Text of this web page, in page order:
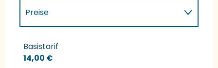
Preise
Preise 2027
Basistarif
14,00 €